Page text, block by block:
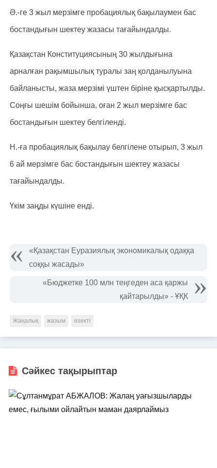
Ә.-ге 3 жыл мерзімге пробациялық бақылаумен бас
бостандығын шектеу жазасы тағайындалды.
Қазақстан Конституциясының 30 жылдығына
арналған рақымшылық туралы заң қолданылуына
байланысты, жаза мерзімі үштен біріне қысқартылды.
Соңғы шешім бойынша, оған 2 жыл мерзімге бас
бостандығын шектеу белгіленді.
Н.-ға пробациялық бақылау белгілене отырып, 3 жыл
6 ай мерзімге бас бостандығын шектеу жазасы
тағайындалды.
Үкім заңды күшіне енді.
«Қазақстан Еуразиялық экономикалық одаққа
соққы жасады»
«Бюджетке 100 млн теңгеден аса қаржы
қайтарылды» - ҰҚК
Жаңалық жазым өзекті
Сәйкес тақырыптар